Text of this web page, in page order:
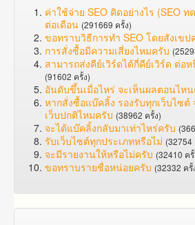
ค่าใช้จ่าย SEO คิดอย่างไร (SEO
ต่อเดือน (291669 ครั้ง)
ขอทราบวิธีการทำ SEO โดยสังเขป
การสั่งซื้อมีความเสี่ยงไหมครับ
สามารถส่งคีย์เวิร์ดได้กี่คีย์เวิร์ด ต่อ
(91602 ครั้ง)
อันดับขึ้นเมื่อไหร่ จะเห็นผลตอนไห
หากสั่งซื้อแบ๊คลิ้ง รองรับทุกเว็บไซ
เว็บปกติไหมครับ (38962 ครั้ง)
จะได้แบ๊คลิ้งกลับมาเท่าไหร่ครับ
รับเว็บไซต์ทุกประเภทหรือไม่ (32754
จะมีรายงานให้หรือไม่ครับ (32410 ค
ขอทราบรายชื่อหน่อยครับ (32332 ครั้